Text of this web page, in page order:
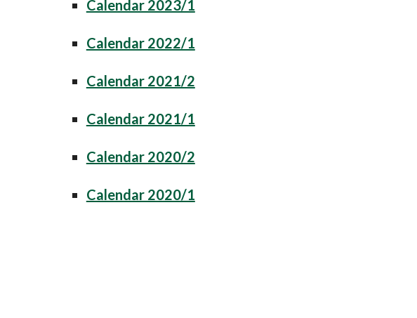
Calendar 2023/1
Calendar 2022/1
Calendar 2021/2
Calendar 2021/1
Calendar 2020/2
Calendar 2020/1